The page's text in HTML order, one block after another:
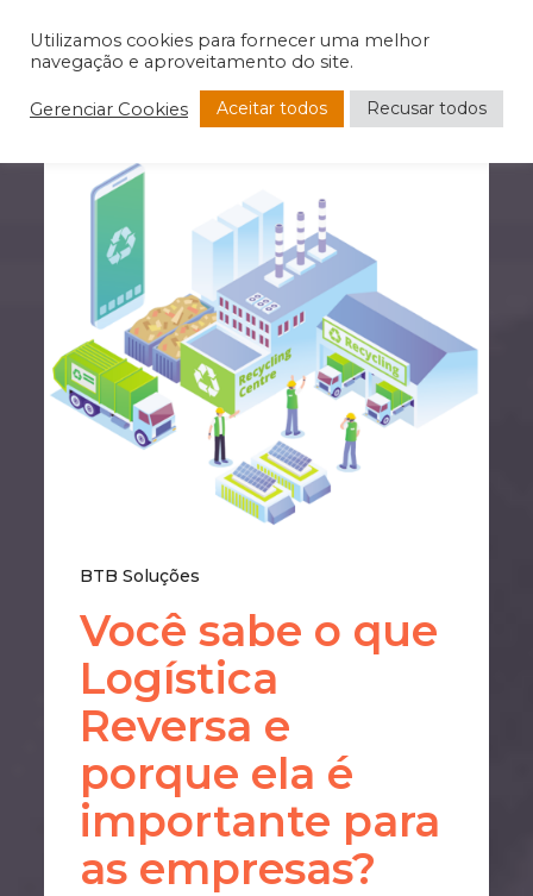
BTB Soluções
Você sabe o que
Logística
Reversa e
porque ela é
importante para
as empresas?
Utilizamos cookies para fornecer uma melhor
navegação e aproveitamento do site.
Gerenciar Cookies Aceitar todos Recusar todos